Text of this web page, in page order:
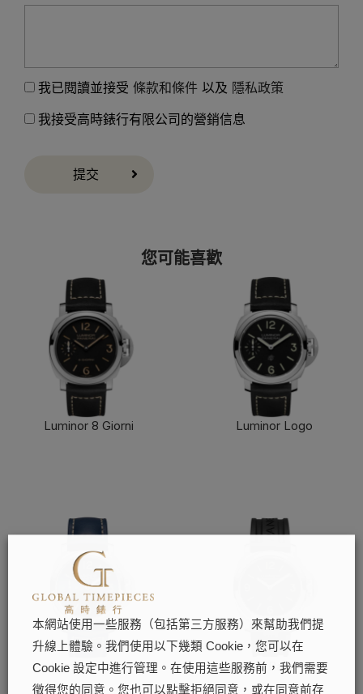
我已閱讀並接受 條款和條件 以及 隱私政策
我接受高時錶行有限公司的營銷信息
提交
您可能喜歡
Luminor 8 Giorni
Luminor Logo
Luminor Logo
了解更多
Luminor Base Logo
了解更多
本網站使用一些服務（包括第三方服務）來幫助我們提
升線上體驗。我們使用以下幾類 Cookie，您可以在
Cookie 設定中進行管理。在使用這些服務前，我們需要
徵得您的同意。您也可以點擊拒絕同意，或在同意前存